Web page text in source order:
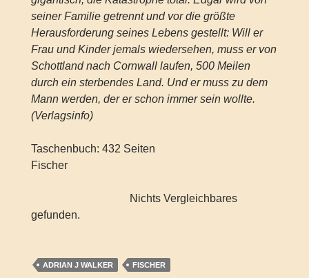
seiner Familie getrennt und vor die größte
Herausforderung seines Lebens gestellt: Will er
Frau und Kinder jemals wiedersehen, muss er von
Schottland nach Cornwall laufen, 500 Meilen
durch ein sterbendes Land. Und er muss zu dem
Mann werden, der er schon immer sein wollte.
(Verlagsinfo)
Taschenbuch: 432 Seiten
Fischer
Nichts Vergleichbares
gefunden.
ADRIAN J WALKER FISCHER